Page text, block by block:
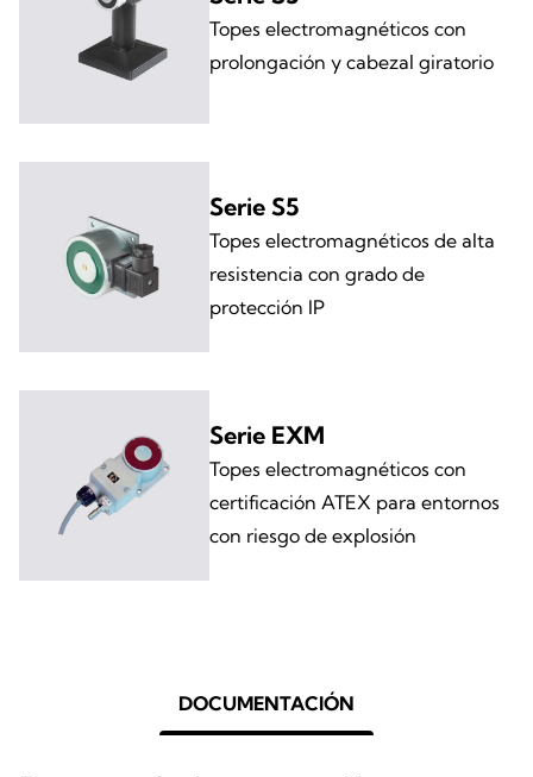
Topes electromagnéticos con
prolongación y cabezal giratorio
Serie S5
Topes electromagnéticos de alta
resistencia con grado de
protección IP
Serie EXM
Topes electromagnéticos con
certificación ATEX para entornos
con riesgo de explosión
DOCUMENTACIÓN